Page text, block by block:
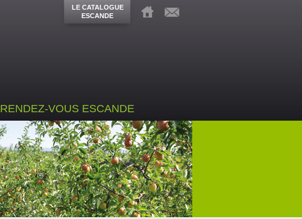
LE CATALOGUE
ESCANDE
RENDEZ-VOUS ESCANDE